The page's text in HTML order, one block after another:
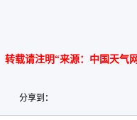
转载请注明“来源：中国天气
分享到：